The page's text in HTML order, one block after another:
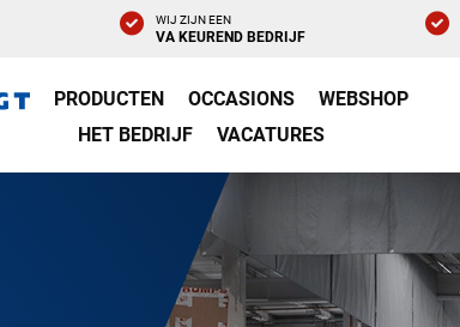
WIJ ZIJN EEN
VA KEUREND BEDRIJF
PRODUCTEN OCCASIONS
WEBSHOP
HET BEDRIJF
VACATURES